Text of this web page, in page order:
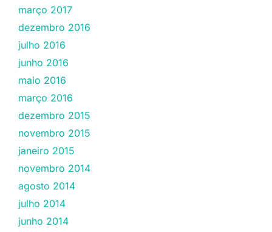
março 2017
dezembro 2016
julho 2016
junho 2016
maio 2016
março 2016
dezembro 2015
novembro 2015
janeiro 2015
novembro 2014
agosto 2014
julho 2014
junho 2014